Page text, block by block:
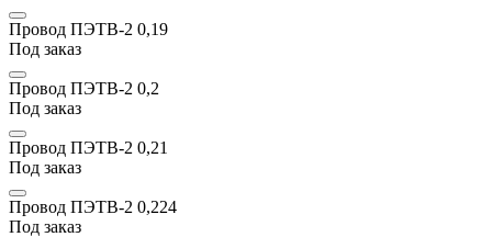
Провод ПЭТВ-2 0,19
Под заказ
Провод ПЭТВ-2 0,2
Под заказ
Провод ПЭТВ-2 0,21
Под заказ
Провод ПЭТВ-2 0,224
Под заказ